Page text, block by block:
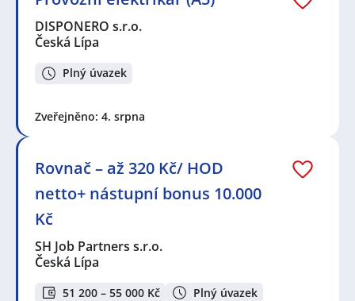
DISPONERO s.r.o.
Česká Lípa
Plný úvazek
Zveřejněno: 4. srpna
Rovnač – až 320 Kč/ HOD
netto+ nástupní bonus 10.000
Kč
SH Job Partners s.r.o.
Česká Lípa
51 200 – 55 000 Kč
Plný úvazek